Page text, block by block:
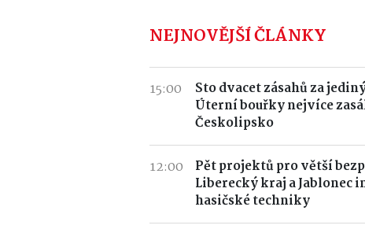
NEJNOVĚJŠÍ ČLÁNKY
15:00
Sto dvacet zásahů za
Úterní bouřky nejvíce
Českolipsko
12:00
Pět projektů pro větší
Liberecký kraj a Jablonec
hasičské techniky